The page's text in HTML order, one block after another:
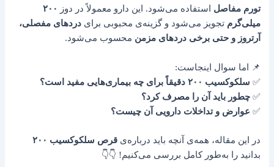
تورم مفاصل استفاده می‌شود. این دارو معمولاً در دوز ۲۰۰
میلی‌گرم تجویز می‌شود و گزینه‌ی محبوبی برایدردهای مفصلی،
آرتروز و حتی برخی دردهای مزمن محسوب می‌شود.
📌 اما سوال اینجاست:
✅ سلکوکسیب ۲۰۰ دقیقاً برای چه بیماری‌هایی مفید است؟
✅چطور باید آن را مصرف کرد؟
✅ عوارض و تداخلات دارویی آن چیست؟
در این مقاله، همه‌ی آنچه باید درباره‌یقرص سلکوکسیب ۲۰۰
بدانید را به‌طور کامل بررسی می‌کنیم! 👇👇